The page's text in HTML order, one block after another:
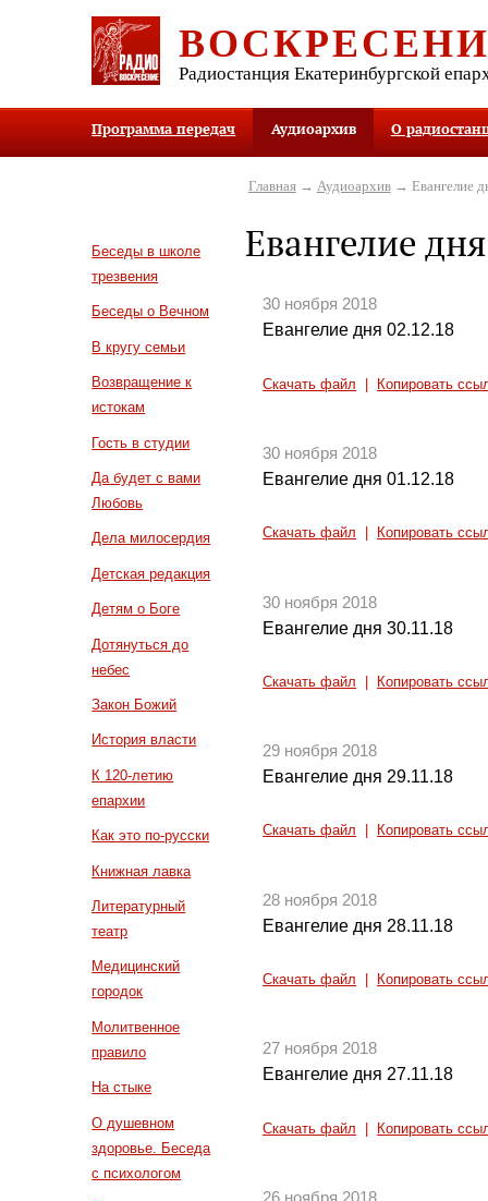
Радиостанция Екатеринбургской
Программа передач Аудиоархив О
Беседы в школе
трезвения
Беседы о Вечном
В кругу семьи
Возвращение к
истокам
Гость в студии
Да будет с вами
Любовь
Дела милосердия
Детская редакция
Детям о Боге
Дотянуться до
небес
Закон Божий
История власти
К 120-летию
епархии
Как это по-русски
Книжная лавка
Литературный
театр
Медицинский
городок
Молитвенное
правило
На стыке
О душевном
здоровье. Беседа
с психологом
Главная→ Аудиоархив→ Евангелие
Евангелие дня
30 ноября 2018
Евангелие дня 02.12.18
Скачать файл Копировать
30 ноября 2018
Евангелие дня 01.12.18
Скачать файл Копировать
30 ноября 2018
Евангелие дня 30.11.18
Скачать файл Копировать
29 ноября 2018
Евангелие дня 29.11.18
Скачать файл Копировать
28 ноября 2018
Евангелие дня 28.11.18
Скачать файл Копировать
27 ноября 2018
Евангелие дня 27.11.18
Скачать файл Копировать